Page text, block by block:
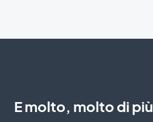
E molto, molto di più